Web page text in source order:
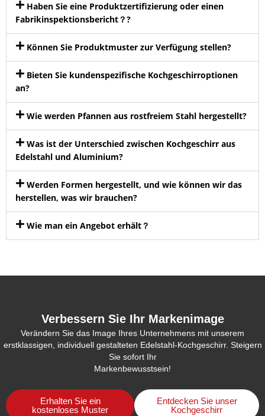
Haben Sie eine Produktzertifizierung oder einen
Fabrikinspektionsbericht？?
Können Sie Produktmuster zur Verfügung stellen?
Bieten Sie kundenspezifische Kochgeschirroptionen
an?
Wie werden Pfannen aus rostfreiem Stahl hergestellt?
Was ist der Unterschied zwischen Kochgeschirr aus
Edelstahl und Aluminium?
Werden Formen hergestellt, und wie können wir das
herstellen, was wir brauchen?
Wie man ein Angebot erhält？
Verbessern Sie Ihr Markenimage
Verändern Sie das Image Ihres Unternehmens mit unserem
erstklassigen, individuell gestalteten Edelstahl-Kochgeschirr. Steigern
Sie sofort Ihr
Markenbewusstsein!
Erhalten Sie ein
kostenloses Muster
Entdecken Sie unser
Kochgeschirr